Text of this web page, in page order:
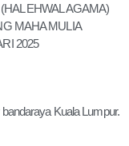
EHWAL AGAMA)
MAHA MULIA
2025
Kuala Lumpur.